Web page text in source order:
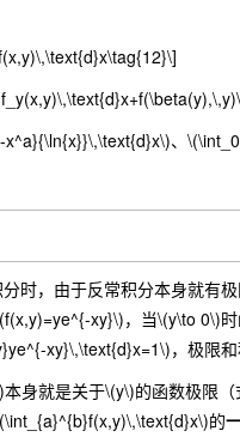
、
，由于反常积分本身就有极
xy}\)，当\(y\to 0\)
xy}\,\text{d}x=1\)，极限和
就是关于\(y\)的函数极限（
的